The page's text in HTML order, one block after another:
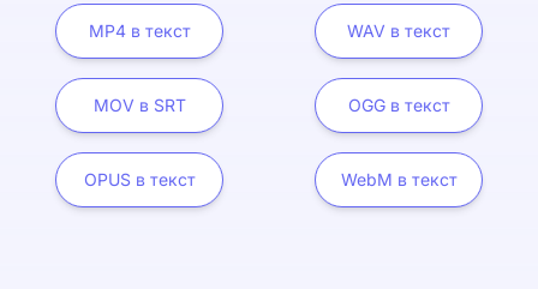
MP4 в текст WAV в текст
MOV в SRT OGG в текст
OPUS в текст WebM в текст